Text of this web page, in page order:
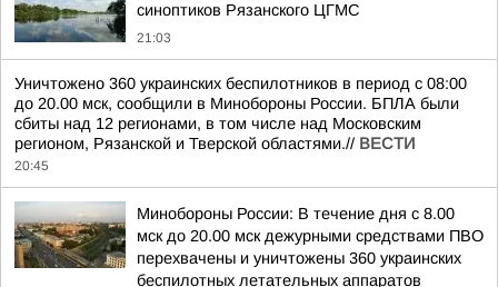
синоптиков Рязанского ЦГМС
21:03
Уничтожено 360 украинских беспилотников в период с 08:00
до 20.00 мск, сообщили в Минобороны России. БПЛА были
сбиты над 12 регионами, в том числе над Московским
регионом, Рязанской и Тверской областями.// ВЕСТИ
20:45
Минобороны России: В течение дня с 8.00
мск до 20.00 мск дежурными средствами ПВО
перехвачены и уничтожены 360 украинских
беспилотных летательных аппаратов